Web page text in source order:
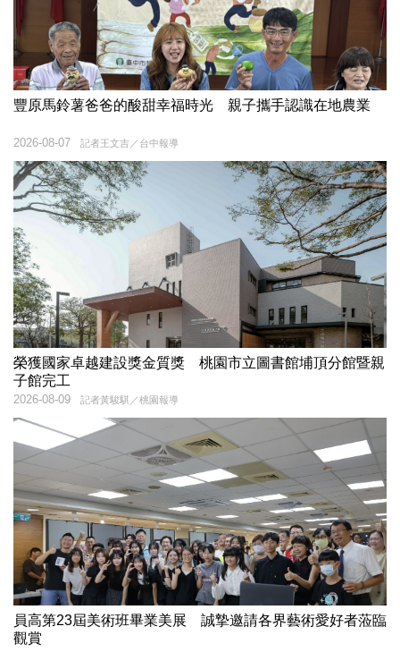
豐原馬鈴薯爸爸的酸甜幸福時光 親子攜手認識在地農業
記者王文吉／台中報導
2026-08-07
榮獲國家卓越建設獎金質獎 桃園市立圖書館埔頂分館暨親
子館完工
記者黃駿騏／桃園報導
2026-08-09
員高第23屆美術班畢業美展 誠摯邀請各界藝術愛好者蒞臨
觀賞